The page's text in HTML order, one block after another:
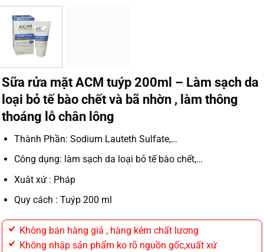
Sữa rửa mặt ACM tuýp 200ml – Làm sạch da
loại bỏ tế bào chết và bã nhờn , làm thông
thoáng lỗ chân lông
Thành Phần: Sodium Lauteth Sulfate,…
Công dụng: làm sạch da loại bỏ tế bào chết,…
Xuât xứ : Pháp
Quy cách : Tuýp 200 ml
Không bán hàng giả , hàng kém chất lương
Không nhập sản phẩm ko rõ nguồn gốc,xuất xứ